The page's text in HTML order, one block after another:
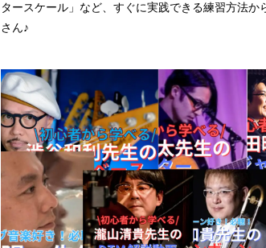
タースケール」など、すぐに実践できる練習方法
さん♪